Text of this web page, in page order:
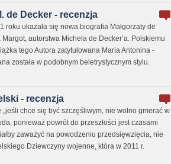
de Decker - recenzja
roku ukazała się nowa biografia Małgorzaty de
autorstwa Michela de Decker’a. Polskiemu
tego Autora zatytułowana Maria Antonina -
została w podobnym beletrystycznym stylu.
- recenzja
chce się być szczęśliwym, nie wolno gmerać w
ponieważ powrót do przeszłości jest czasami
zaważyć na powodzeniu przedsięwzięcia, nie
Dziewczyny wojenne, która w 2011 r.